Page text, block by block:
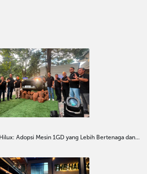
Adopsi Mesin 1GD yang Lebih Bertenaga dan...